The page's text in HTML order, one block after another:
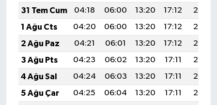
31 Tem Cum
04:18 06:00 13:20 17:12
20:30
1 Ağu Cts
04:20 06:00 13:20 17:12
20:29
2 Ağu Paz
04:21 06:01 13:20 17:12
20:28
3 Ağu Pts
04:23 06:02 13:20 17:11
20:27
4 Ağu Sal
04:24 06:03 13:20 17:11
20:26
5 Ağu Çar
04:25 06:04 13:20 17:11
20:25